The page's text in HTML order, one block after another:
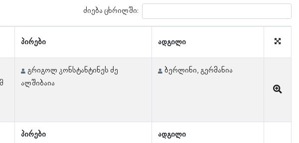
ძიება ცხრილში:
პირები ადგილი
პირები ადგილი
გრიგოლ კონსტანტინეს ძე
ალშიბაია
ბერლინი, გერმანია